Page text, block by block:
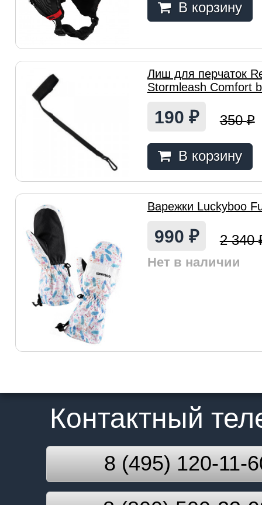
В корзину
Лиш для перчаток
Stormleash Comfort
190 ₽ 350₽
В корзину
Варежки Luckyboo
990 ₽ 2 340
Нет в наличии
Контактный
8 (495) 120-11-